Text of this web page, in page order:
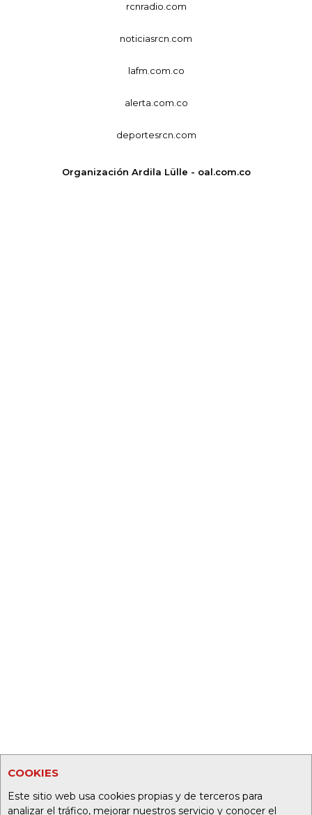
COOKIES
Este sitio web usa cookies propias y de terceros para
analizar el tráfico, mejorar nuestros servicio y conocer el
rcnradio.com
noticiasrcn.com
lafm.com.co
alerta.com.co
deportesrcn.com
Organización Ardila Lülle - oal.com.co